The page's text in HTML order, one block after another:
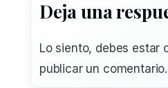
Deja una
Lo siento, debes estar
publicar un comentario.